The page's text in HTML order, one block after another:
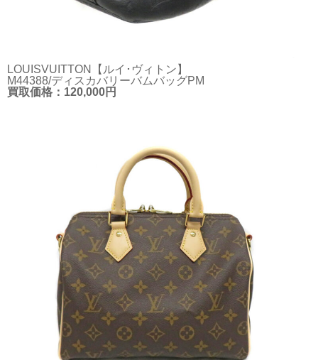
LOUISVUITTON【ルイ･ヴィトン】
M44388/ディスカバリーバムバッグPM
買取価格：120,000円